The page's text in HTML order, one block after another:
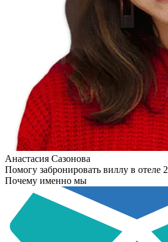
Анастасия Сазонова
Помогу забронировать виллу в отеле 2
Почему именно мы